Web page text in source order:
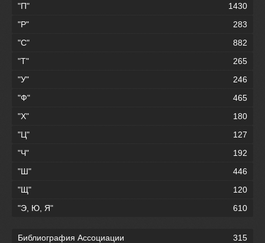
"П"
1430
"Р"
283
"С"
882
"Т"
265
"У"
246
"Ф"
465
"Х"
180
"Ц"
127
"Ч"
192
"Ш"
446
"Щ"
120
"Э, Ю, Я"
610
Библиография Ассоциации
315